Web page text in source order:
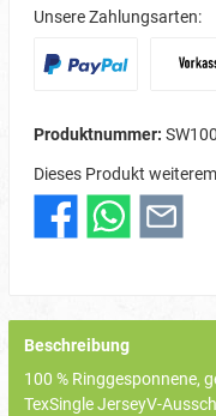
Unsere Zahlungsarten:
Produktnummer:
Dieses Produkt
Beschreibung
100 % Ringgesponnene,
TexSingle JerseyV-